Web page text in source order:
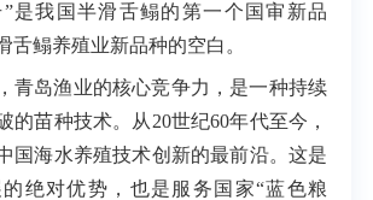
是我国半滑舌鳎的第一个国审新品
舌鳎养殖业新品种的空白。
青岛渔业的核心竞争力，是一种持续
的苗种技术。从20世纪60年代至今，
国海水养殖技术创新的最前沿。这是
绝对优势，也是服务国家“蓝色粮